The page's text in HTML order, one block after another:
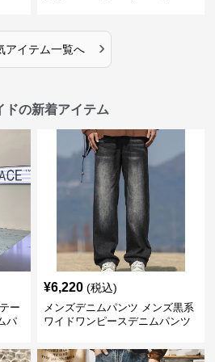
アイテム一覧へ ›
ドの新着アイテム
ー
パ
¥6,220 (税込)
メンズデニムパンツ メンズ黒系
ワイドワンピースデニムパンツ